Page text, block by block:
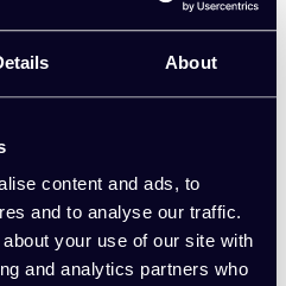
About
content and ads, to
and to analyse our traffic.
your use of our site with
and analytics partners who
aan winkelwagen
aanbieding aan